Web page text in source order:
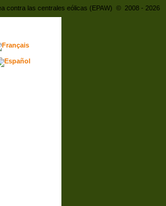
contra las centrales eólicas (EPAW) © 2008 - 2026